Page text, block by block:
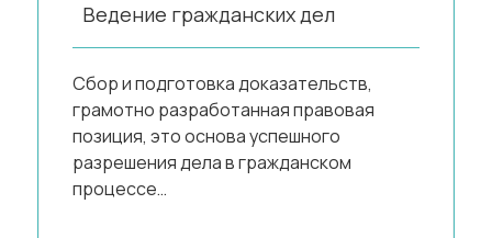
Ведение гражданских дел
Сбор и подготовка доказательств,
грамотно разработанная правовая
позиция, это основа успешного
разрешения дела в гражданском
процессе…